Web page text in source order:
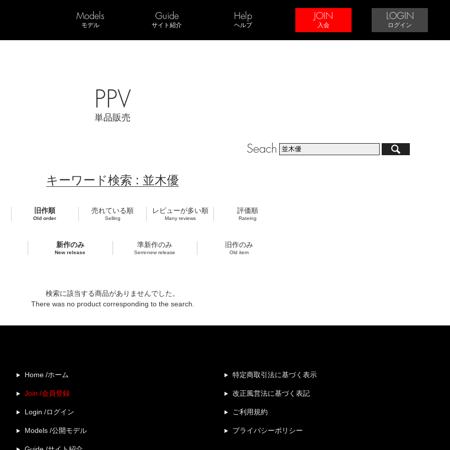
Models
モデル
Guide
サイト紹介
Help
ヘルプ
JOIN
入会
LOGIN
ログイン
PPV
単品販売
Seach
キーワード検索 : 並木優
旧作順
Old order
売れている順
Selling
レビューが多い順
Many reviews
評価順
Rateing
新作のみ
New release
準新作のみ
Semi-new release
旧作のみ
Old item
検索に該当する商品がありませんでした。
There was no product corresponding to the search.
Home /ホーム
Join /会員登録
Login /ログイン
Models /公開モデル
特定商取引法に基づく表示
改正風営法に基づく表記
ご利用規約
プライバシーポリシー